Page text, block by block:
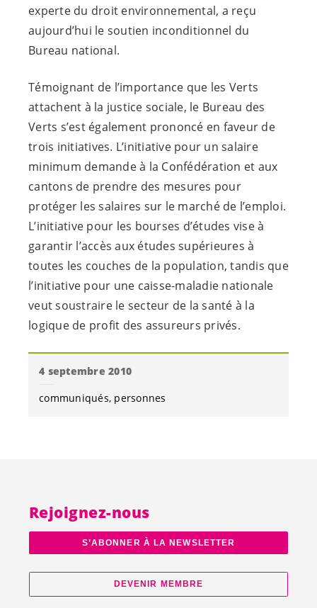
experte du droit environnemental, a reçu
aujourd’hui le soutien inconditionnel du
Bureau national.
Témoignant de l’importance que les Verts
attachent à la justice sociale, le Bureau des
Verts s’est également prononcé en faveur de
trois initiatives. L’initiative pour un salaire
minimum demande à la Confédération et aux
cantons de prendre des mesures pour
protéger les salaires sur le marché de l’emploi.
L’initiative pour les bourses d’études vise à
garantir l’accès aux études supérieures à
toutes les couches de la population, tandis que
l’initiative pour une caisse-maladie nationale
veut soustraire le secteur de la santé à la
logique de profit des assureurs privés.
4 septembre 2010
communiqués personnes
Rejoignez-nous
S’ABONNER À LA NEWSLETTER
DEVENIR MEMBRE